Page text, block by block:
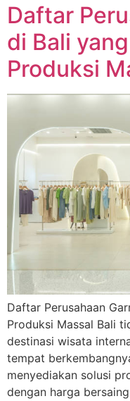
Daftar
di Bali
Produksi
Daftar Perusahaan
Produksi Massal Bali
destinasi wisata
tempat
menyediakan solusi
dengan harga